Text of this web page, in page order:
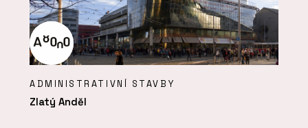
ADMINISTRATIVNÍ STAVBY
Zlatý Anděl